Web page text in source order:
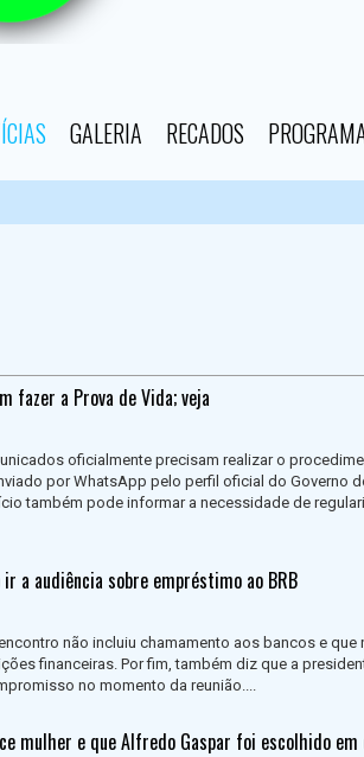
GALERIA RECADOS
fazer a Prova de Vida; veja
oficialmente precisam realizar o
por WhatsApp pelo perfil oficial do Governo
também pode informar a necessidade de
a audiência sobre empréstimo ao BRB
não incluiu chamamento aos bancos e que
financeiras. Por fim, também diz que a
no momento da reunião....
mulher e que Alfredo Gaspar foi escolhido